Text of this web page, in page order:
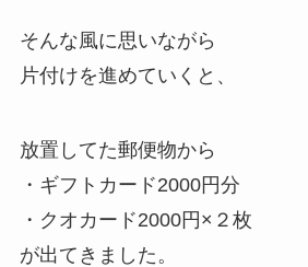
そんな風に思いながら
片付けを進めていくと、
放置してた郵便物から
・ギフトカード2000円分
・クオカード2000円×２枚
が出てきました。